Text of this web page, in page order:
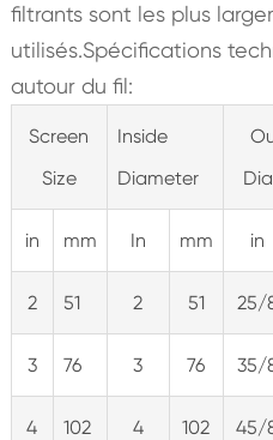
filtrants sont les plus
utilisés.Spécifications
autour du fil:
Screen
Size
Inside
Diameter
in mm In mm in
2 51 2 51 25/
3 76 3 76 35/
4 102 4 102 45/